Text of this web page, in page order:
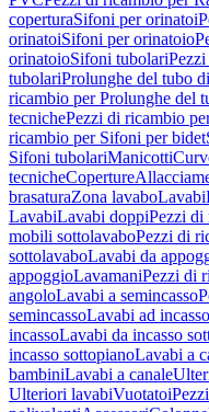
coperturaSifoni per orinatoi
orinatoiSifoni per orinatoio
orinatoioSifoni tubolari
tubolariProlunghe del tubo
ricambio per Prolunghe del
tecnichePezzi di ricambio
ricambio per Sifoni per bidet
Sifoni tubolariManicotti
tecnicheCoperture
brasaturaZona lavaboLavabi
LavabiLavabi doppiPezzi di
mobili sottolavaboPezzi di
sottolavaboLavabi da
appoggioLavamaniPezzi di
angoloLavabi a semincasso
semincassoLavabi ad incasso
incassoLavabi da incasso
incasso sottopianoLavabi a
bambiniLavabi a canale
Ulteriori lavabiVuotatoi